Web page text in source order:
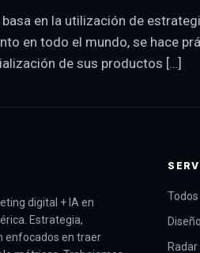
en la utilización de
en todo el mundo, se hace
de sus productos […]
digital + IA en
Estrategia,
enfocados en traer
Radar